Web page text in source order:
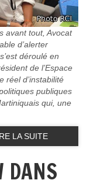
avant tout, Avocat
d’alerter
déroulé en
de l’Espace
réel d’instabilité
publiques
qui, une
LA SUITE
DANS